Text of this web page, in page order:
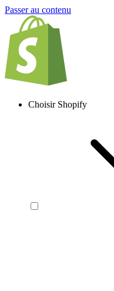
Passer au contenu
Choisir Shopify